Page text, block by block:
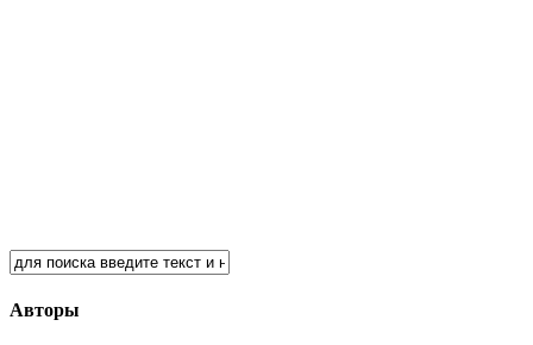
Авторы